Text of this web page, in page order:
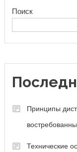
Поиск
Принципы
Технические